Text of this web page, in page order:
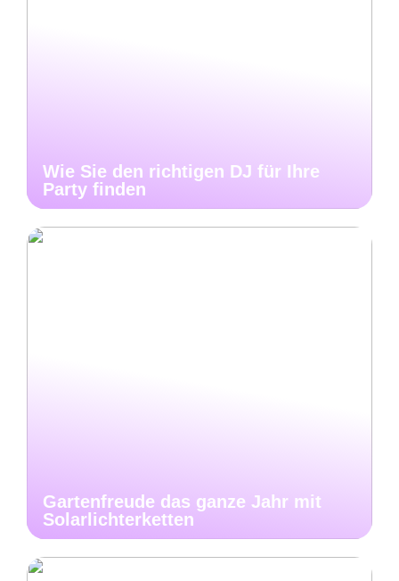
Wie Sie den richtigen DJ für Ihre
Party finden
Gartenfreude das ganze Jahr mit
Solarlichterketten